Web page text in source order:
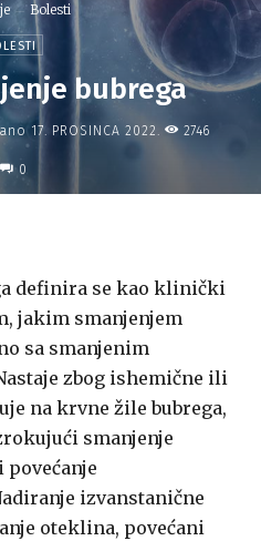
Bolesti
bubrega
17. PROSINCA 2022. 2746
0
definira se kao klinički
jakim smanjenjem
sa smanjenim
zbog ishemične ili
na krvne žile bubrega,
smanjenje
izvanstanične
oteklina, povećani